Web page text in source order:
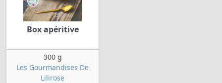
Box apéritive
300 g
Les Gourmandises De
Lilirose